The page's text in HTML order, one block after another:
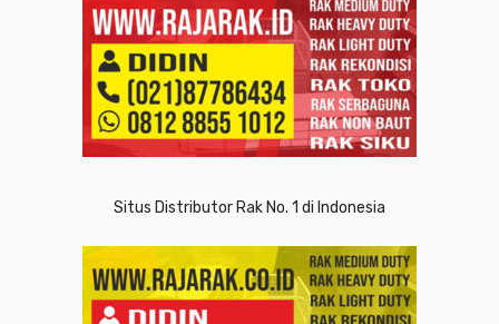
Situs Distributor Rak No. 1 di Indonesia